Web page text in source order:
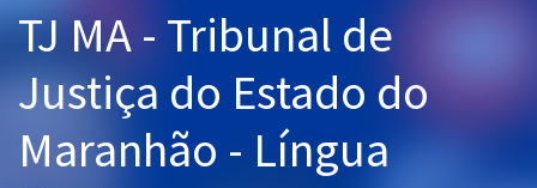
Cursos 20% OFF
Pós
Graduação
TJ MA - Tribunal de
Justiça do Estado do
Maranhão - Língua